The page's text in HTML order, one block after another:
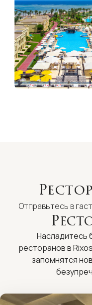
Отправьтесь в
Насладитесь
ресторанов в
запомнятся